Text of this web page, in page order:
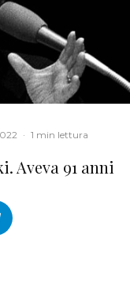
· 1 min lettura
Aveva 91 anni